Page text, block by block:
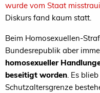
wurde vom Staat
Diskurs fand kaum statt.
Beim Homosexuellen-
Bundesrepublik aber
homosexueller
beseitigt worden. Es
Schutzaltersgrenze